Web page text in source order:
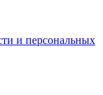
и персональных